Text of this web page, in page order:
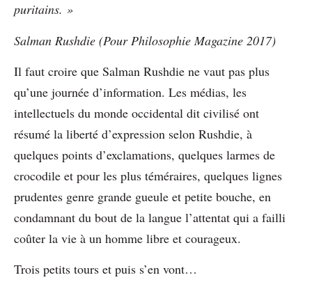
puritains. »
Salman Rushdie (Pour Philosophie Magazine 2017)
Il faut croire que Salman Rushdie ne vaut pas plus
qu’une journée d’information. Les médias, les
intellectuels du monde occidental dit civilisé ont
résumé la liberté d’expression selon Rushdie, à
quelques points d’exclamations, quelques larmes de
crocodile et pour les plus téméraires, quelques lignes
prudentes genre grande gueule et petite bouche, en
condamnant du bout de la langue l’attentat qui a failli
coûter la vie à un homme libre et courageux.
Trois petits tours et puis s’en vont…